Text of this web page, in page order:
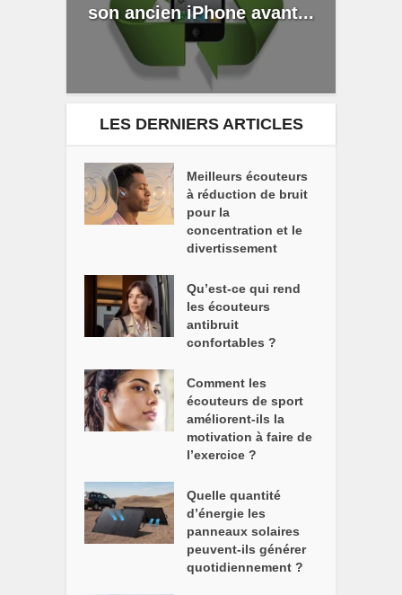
son ancien iPhone avant...
LES DERNIERS ARTICLES
Meilleurs écouteurs
à réduction de bruit
pour la
concentration et le
divertissement
Qu’est-ce qui rend
les écouteurs
antibruit
confortables ?
Comment les
écouteurs de sport
améliorent-ils la
motivation à faire de
l’exercice ?
Quelle quantité
d’énergie les
panneaux solaires
peuvent-ils générer
quotidiennement ?